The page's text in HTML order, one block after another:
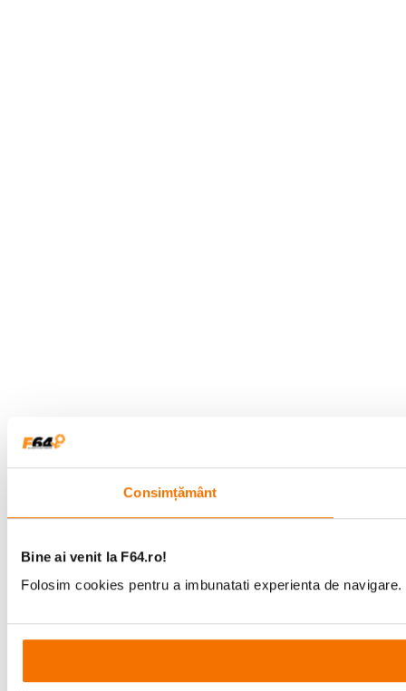
Consimțământ
Bine ai venit la F64.ro!
Folosim cookies pentru a imbunatati experienta de